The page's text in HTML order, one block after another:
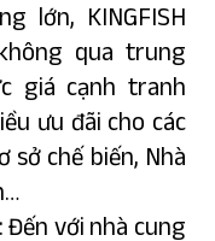
lớn, KINGFISH
qua trung
giá cạnh tranh
ưu đãi cho các
sở chế biến, Nhà
: Đến với nhà cung